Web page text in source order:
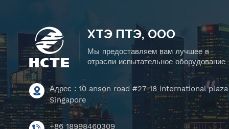
ХТЭ ПТЭ, ООО
Мы предоставляем вам лучшее в
отрасли испытательное оборудование
Адрес : 10 anson road #27-18 international plaza
Singapore
+86 18998460309